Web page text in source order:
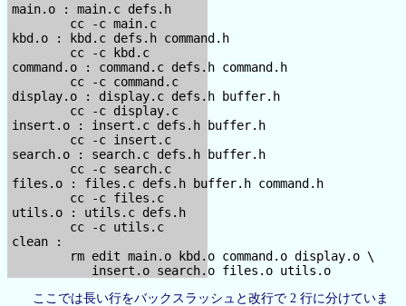
main.o : main.c defs.h
        cc -c main.c
kbd.o : kbd.c defs.h command.h
        cc -c kbd.c
command.o : command.c defs.h command.h
        cc -c command.c
display.o : display.c defs.h buffer.h
        cc -c display.c
insert.o : insert.c defs.h buffer.h
        cc -c insert.c
search.o : search.c defs.h buffer.h
        cc -c search.c
files.o : files.c defs.h buffer.h command.h
        cc -c files.c
utils.o : utils.c defs.h
        cc -c utils.c
clean :
        rm edit main.o kbd.o command.o display.o \
ここでは長い行をバックスラッシュと改行で 2 行に分けていま